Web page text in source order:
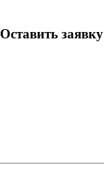
Оставить заявку